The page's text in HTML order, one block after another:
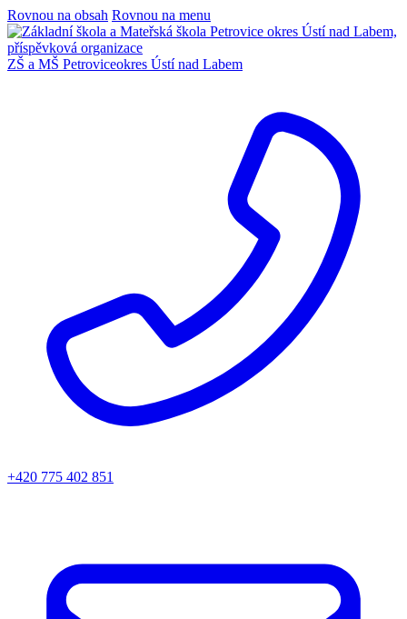
Rovnou na obsah Rovnou na menu
ZŠ a MŠ Petroviceokres Ústí nad Labem
+420 775 402 851